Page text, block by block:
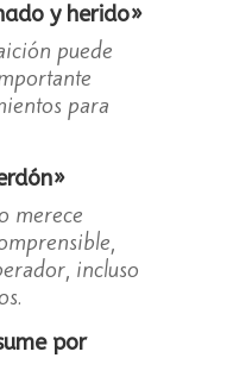
y herido»
puede
para
merece
incluso
por